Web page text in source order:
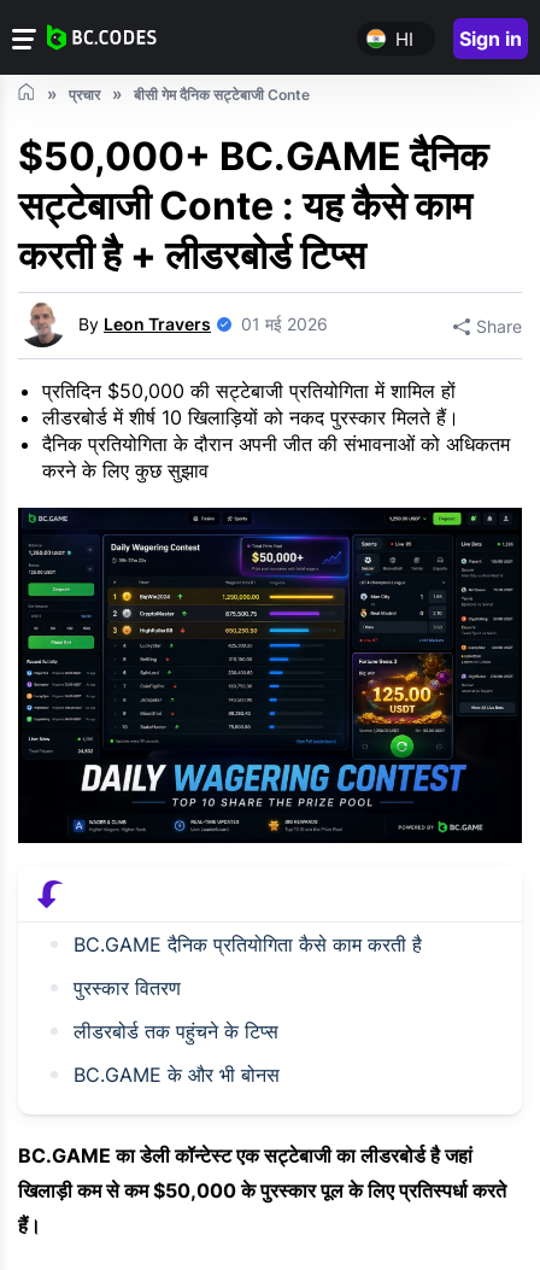
HI Sign in
प्रचार बीसी गेम दैनिक सट्टेबाजी Conte
$50,000+ BC.GAME दैनिक
सट्टेबाजी Conte : यह कैसे काम
करती है + लीडरबोर्ड टिप्स
By Leon Travers 01 मई 2026 Share
प्रतिदिन $50,000 की सट्टेबाजी प्रतियोगिता में शामिल हों
लीडरबोर्ड में शीर्ष 10 खिलाड़ियों को नकद पुरस्कार मिलते हैं।
दैनिक प्रतियोगिता के दौरान अपनी जीत की संभावनाओं को अधिकतम
करने के लिए कुछ सुझाव
BC.GAME दैनिक प्रतियोगिता कैसे काम करती है
पुरस्कार वितरण
लीडरबोर्ड तक पहुंचने के टिप्स
BC.GAME के और भी बोनस
BC.GAME का डेली कॉन्टेस्ट एक सट्टेबाजी का लीडरबोर्ड है जहां
खिलाड़ी कम से कम $50,000 के पुरस्कार पूल के लिए प्रतिस्पर्धा करते
हैं।